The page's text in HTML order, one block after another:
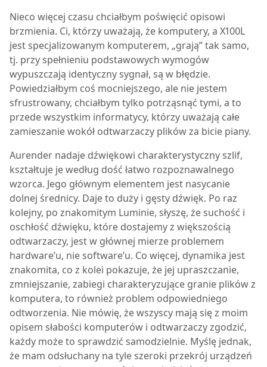
Nieco więcej czasu chciałbym poświęcić opisowi
brzmienia. Ci, którzy uważają, że komputery, a X100L
jest specjalizowanym komputerem, „grają” tak samo,
tj. przy spełnieniu podstawowych wymogów
wypuszczają identyczny sygnał, są w błędzie.
Powiedziałbym coś mocniejszego, ale nie jestem
sfrustrowany, chciałbym tylko potrząsnąć tymi, a to
przede wszystkim informatycy, którzy uważają całe
zamieszanie wokół odtwarzaczy plików za bicie piany.
Aurender nadaje dźwiękowi charakterystyczny szlif,
kształtuje je według dość łatwo rozpoznawalnego
wzorca. Jego głównym elementem jest nasycanie
dolnej średnicy. Daje to duży i gęsty dźwięk. Po raz
kolejny, po znakomitym Luminie, słyszę, że suchość i
oschłość dźwięku, które dostajemy z większością
odtwarzaczy, jest w głównej mierze problemem
hardware’u, nie software’u. Co więcej, dynamika jest
znakomita, co z kolei pokazuje, że jej upraszczanie,
zmniejszanie, zabiegi charakteryzujące granie plików z
komputera, to również problem odpowiedniego
odtworzenia. Nie mówię, że wszyscy mają się z moim
opisem słabości komputerów i odtwarzaczy zgodzić,
każdy może to sprawdzić samodzielnie. Myślę jednak,
że mam odsłuchany na tyle szeroki przekrój urządzeń